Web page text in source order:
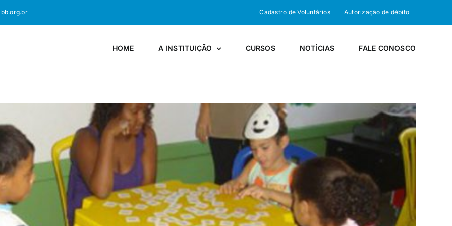
Cadastro de Voluntários Autorização de débito
HOME A INSTITUIÇÃO CURSOS NOTÍCIAS FALE CONOSCO